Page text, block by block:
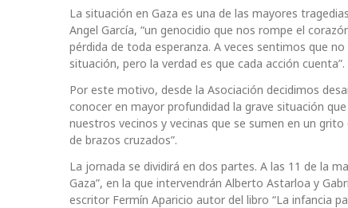
La situación en Gaza es una de las mayores
Angel García, “un genocidio que nos rompe el
pérdida de toda esperanza. A veces sentimos que
situación, pero la verdad es que cada acción cuenta”.
Por este motivo, desde la Asociación decidimos
conocer en mayor profundidad la grave situación
nuestros vecinos y vecinas que se sumen en un
de brazos cruzados”.
La jornada se dividirá en dos partes. A las 11 de la
Gaza”, en la que intervendrán Alberto Astarloa y
escritor Fermín Aparicio autor del libro “La infancia